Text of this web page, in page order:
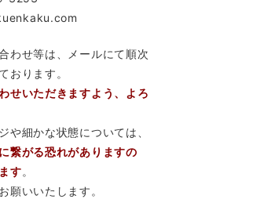
わせ等は、メールにて順次
おります。
せいただきますよう、よろ
や細かな状態については、
繋がる恐れがありますの
す。
願いいたします。